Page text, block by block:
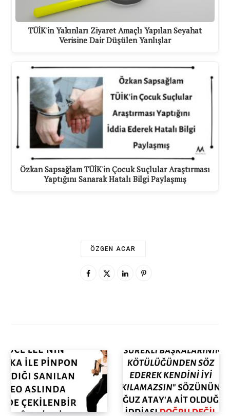
TÜİK'in Yakınları Ziyaret Amaçlı Yapılan Seyahat
Verisine Dair Düşülen Yanlışlar
Özkan Sapsağlam TÜİK'in Çocuk Suçlular Araştırması
Yaptığını Sanarak Hatalı Bilgi Paylaşmış
ÖZGEN ACAR